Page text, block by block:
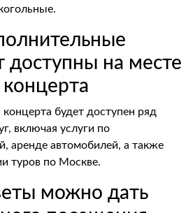
доступны на месте
будет доступен ряд
включая услуги по
аренде автомобилей, а также
туров по Москве.
можно дать